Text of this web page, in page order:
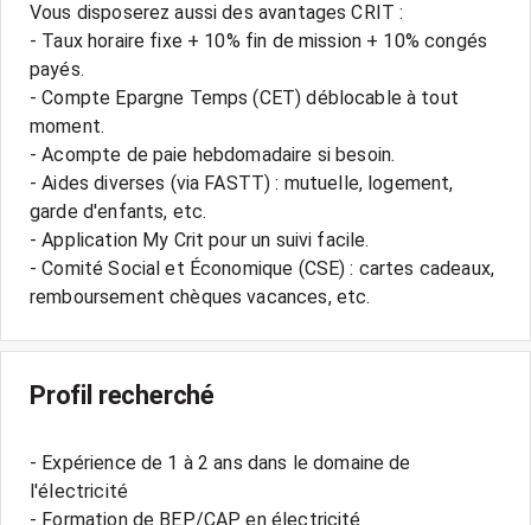
Vous disposerez aussi des avantages CRIT :
- Taux horaire fixe + 10% fin de mission + 10% congés
payés.
- Compte Epargne Temps (CET) déblocable à tout
moment.
- Acompte de paie hebdomadaire si besoin.
- Aides diverses (via FASTT) : mutuelle, logement,
garde d'enfants, etc.
- Application My Crit pour un suivi facile.
- Comité Social et Économique (CSE) : cartes cadeaux,
Profil recherché
- Expérience de 1 à 2 ans dans le domaine de
l'électricité
- Formation de BEP/CAP en électricité